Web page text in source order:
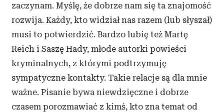
zaczynam. Myślę, że dobrze nam się ta znajomość
rozwija. Każdy, kto widział nas razem (lub słyszał)
musi to potwierdzić. Bardzo lubię też Martę
Reich i Saszę Hady, młode autorki powieści
kryminalnych, z którymi podtrzymuję
sympatyczne kontakty. Takie relacje są dla mnie
ważne. Pisanie bywa niewdzięczne i dobrze
czasem porozmawiać z kimś, kto zna temat od